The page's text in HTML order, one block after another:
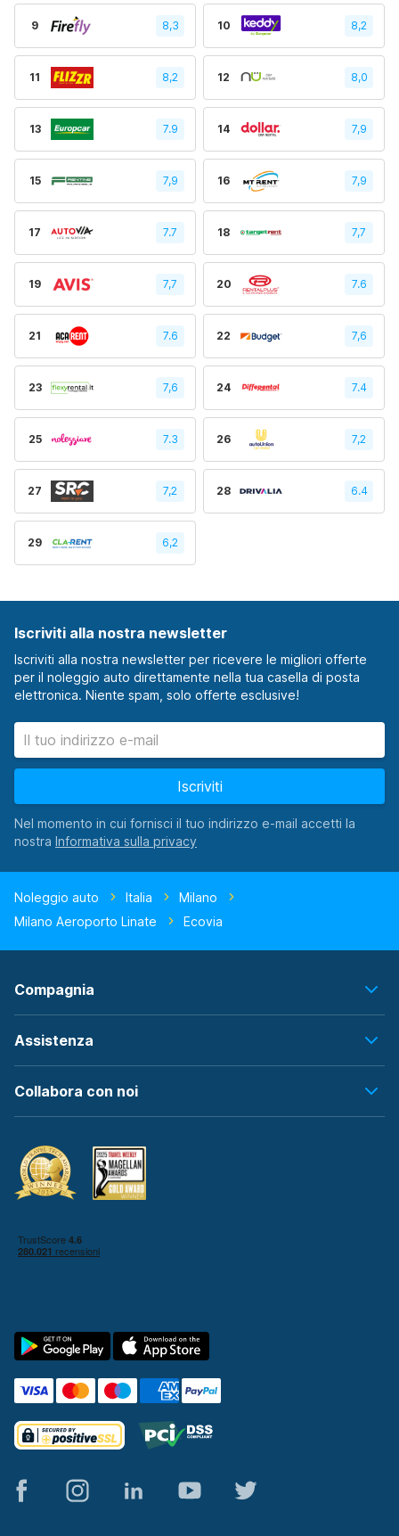
9 8,3 10 8,2
11 8,2 12 8,0
13 7.9 14 7,9
15 7,9 16 7,9
17 7.7 18 7,7
19 7,7 20 7.6
21 7.6 22 7,6
23 7,6 24 7.4
25 7.3 26 7,2
27 7,2 28 6.4
29 6,2
Iscriviti alla nostra newsletter
Iscriviti alla nostra newsletter per ricevere le migliori offerte
per il noleggio auto direttamente nella tua casella di posta
elettronica. Niente spam, solo offerte esclusive!
Iscriviti
Nel momento in cui fornisci il tuo indirizzo e-mail accetti la
nostra
Noleggio auto Italia
Milano
Milano Aeroporto Linate
Ecovia
Compagnia
Assistenza
Collabora con noi